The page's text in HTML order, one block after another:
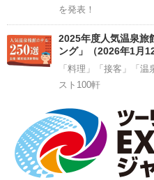
を発表！
2025年度人気温泉旅
ング」（2026年1月
「料理」「接客」「
スト100軒